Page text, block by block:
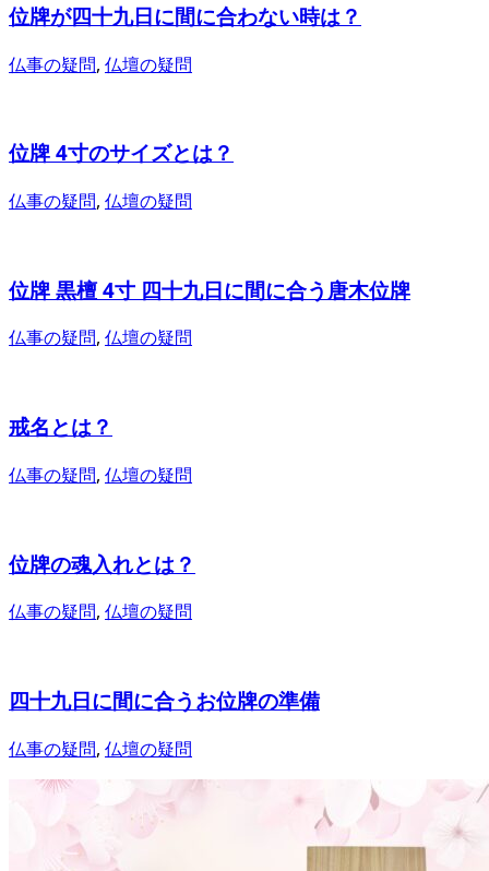
位牌が四十九日に間に合わない時は？
仏事の疑問, 仏壇の疑問
位牌 4寸のサイズとは？
仏事の疑問, 仏壇の疑問
位牌 黒檀 4寸 四十九日に間に合う唐木位牌
仏事の疑問, 仏壇の疑問
戒名とは？
仏事の疑問, 仏壇の疑問
位牌の魂入れとは？
仏事の疑問, 仏壇の疑問
四十九日に間に合うお位牌の準備
仏事の疑問, 仏壇の疑問